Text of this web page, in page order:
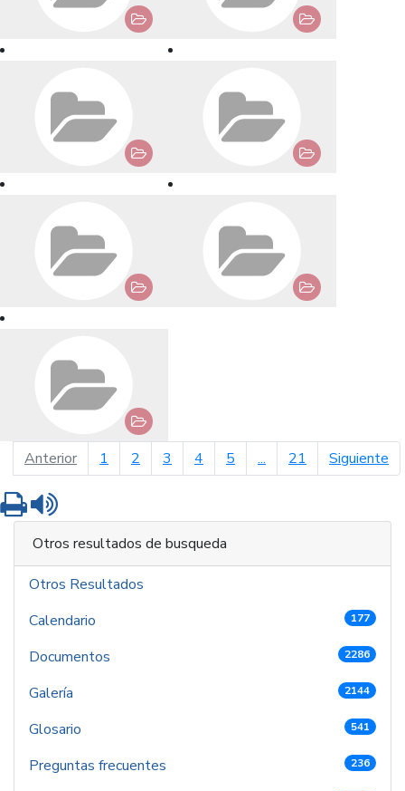
Anteriorpágina anterior
1 2 3 4 5 ... 21 Siguiente
Imprimir
Otros resultados de busqueda
Otros Resultados
Calendario
177
Documentos 2286
Galería 2144
Glosario 541
Preguntas frecuentes 236